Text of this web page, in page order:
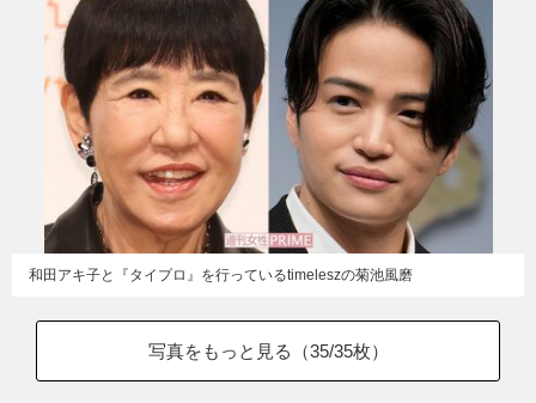
和田アキ子と『タイプロ』を行っているtimeleszの菊池風磨
写真をもっと見る（35/35枚）